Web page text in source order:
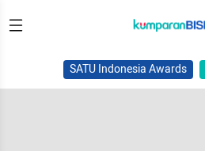
SATU Indonesia Awards